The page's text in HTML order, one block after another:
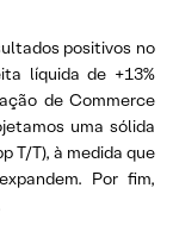
positivos no
líquida de +13%
de Commerce
uma sólida
T/T), à medida que
Por fim,